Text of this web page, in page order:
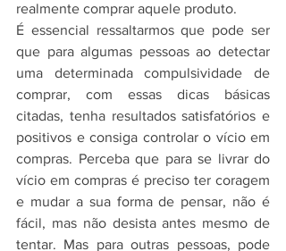
realmente comprar aquele produto.
É essencial ressaltarmos que pode ser
que para algumas pessoas ao detectar
uma determinada compulsividade de
comprar, com essas dicas básicas
citadas, tenha resultados satisfatórios e
positivos e consiga controlar o vício em
compras. Perceba que para se livrar do
vício em compras é preciso ter coragem
e mudar a sua forma de pensar, não é
fácil, mas não desista antes mesmo de
tentar. Mas para outras pessoas, pode